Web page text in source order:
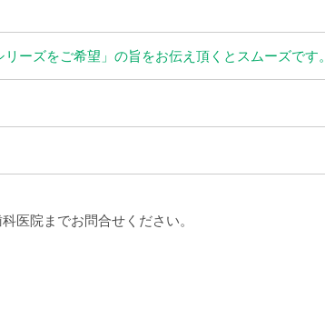
ーズをご希望」の旨をお伝え頂くとスムーズです。
医院までお問合せください。